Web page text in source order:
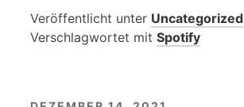
Veröffentlicht unter Uncategorized
Verschlagwortet mit Spotify